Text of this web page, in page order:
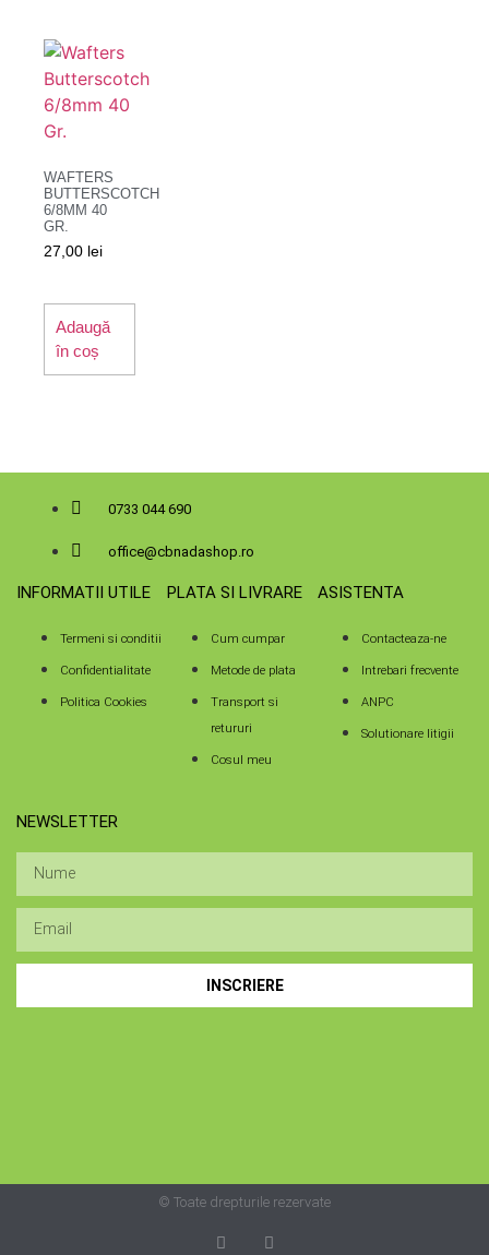
WAFTERS
BUTTERSCOTCH
6/8MM 40
GR.
27,00 lei
Adaugă
în coș
0733 044 690
office@cbnadashop.ro
INFORMATII UTILE
Termeni si conditii
Confidentialitate
Politica Cookies
PLATA SI LIVRARE
Cum cumpar
Metode de plata
Transport si
retururi
Cosul meu
ASISTENTA
Contacteaza-ne
Intrebari frecvente
ANPC
Solutionare litigii
NEWSLETTER
INSCRIERE
© Toate drepturile rezervate